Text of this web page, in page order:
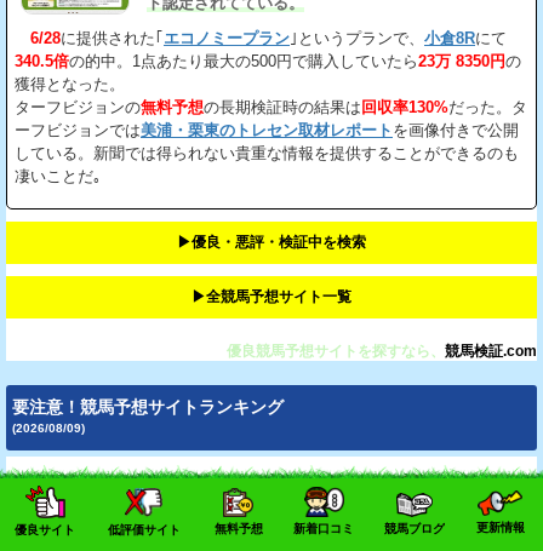
優良サイト 低評価サイト 無料予想 新着口コミ 競馬ブログ 更新情報
6/28に提供された｢ エコノミープラン ｣というプランで、 小倉8Rにて
340.5倍の的中。1点あたり最大の500円で購入していたら23万 8350円の
獲得となった。
ターフビジョンの無料予想の長期検証時の結果は 回収率130%だった。タ
ーフビジョンでは美浦・栗東のトレセン取材レポート を画像付きで公開
している。新聞では得られない貴重な情報を提供することができるのも
凄いことだ｡
▶︎優良・悪評・検証中を検索
▶︎全競馬予想サイト一覧
優良競馬予想サイトを探すなら、 競馬検証.com
要注意！競馬予想サイトランキング
(2026/08/09)
競馬予想サイトの無料予想だけを使い続けた場合の、 1日あたりの平均
賭金や収支
をもとに、独自のランキングを作成しました。
このランキングは、口コミや主観による評価ではなく、当サイトが長期